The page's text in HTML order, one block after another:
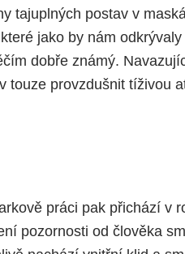
tajuplných postav v
jako by nám
dobře známý.
touze provzdušnit tíživou
práci pak přichází v
pozornosti od člověka